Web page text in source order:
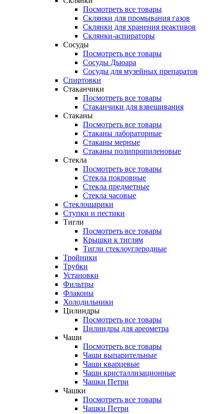
Посмотреть все товары
Склянки для промывания газов
Склянки для хранения реактивов
Склянки-аспираторы
Сосуды
Посмотреть все товары
Сосуды Дьюара
Сосуды для музейных препаратов
Спиртовки
Стаканчики
Посмотреть все товары
Стаканчики для взвешивания
Стаканы
Посмотреть все товары
Стаканы лабораторные
Стаканы мерные
Стаканы полипропиленовые
Стекла
Посмотреть все товары
Стекла покровные
Стекла предметные
Стекла часовые
Стеклошарики
Ступки и пестики
Тигли
Посмотреть все товары
Крышки к тиглям
Тигли стеклоуглеродные
Тройники
Трубки
Установки
Фильтры
Флаконы
Холодильники
Цилиндры
Посмотреть все товары
Цилиндры для ареометра
Чаши
Посмотреть все товары
Чаши выпарительные
Чаши кварцевые
Чаши кристаллизационные
Чашки Петри
Чашки
Посмотреть все товары
Чашки Петри